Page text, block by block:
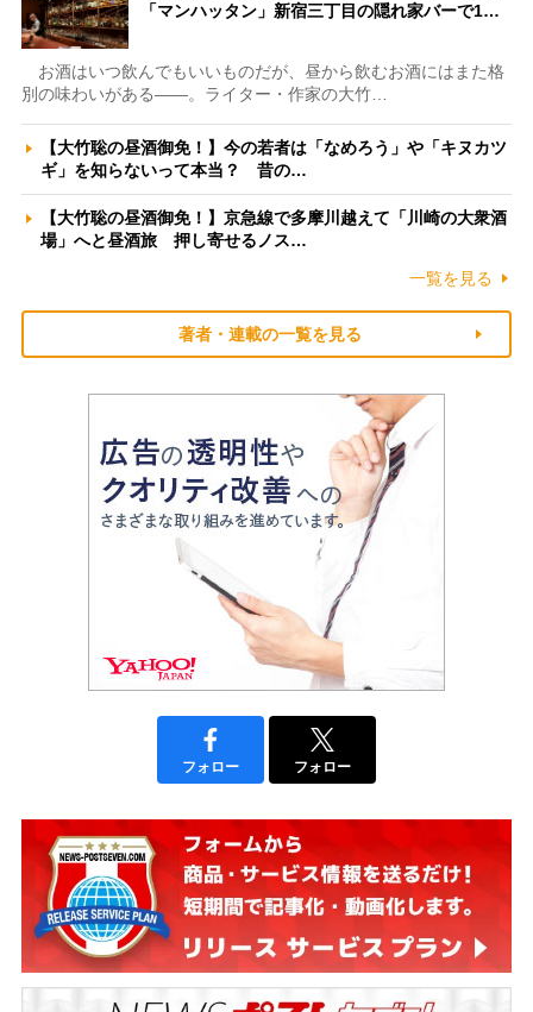
「マンハッタン」新宿三丁目の隠れ家バーで1…
お酒はいつ飲んでもいいものだが、昼から飲むお酒にはまた格
別の味わいがある――。ライター・作家の大竹…
【大竹聡の昼酒御免！】今の若者は「なめろう」や「キヌカツ
ギ」を知らないって本当？ 昔の…
【大竹聡の昼酒御免！】京急線で多摩川越えて「川崎の大衆酒
場」へと昼酒旅 押し寄せるノス…
一覧を見る
著者・連載の一覧を見る
フォロー フォロー